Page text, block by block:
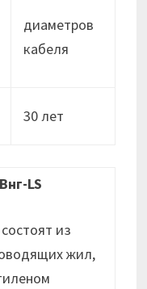
диаметров
кабеля
30 лет
LS
состоят из
жил,